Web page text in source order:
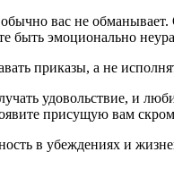
вас не
быть эмоционально
приказы, а не
удовольствие, и
присущую вам
в убеждениях и